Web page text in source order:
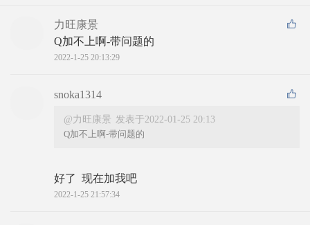
力旺康景
Q加不上啊-带问题的
2022-1-25 20:13:29
snoka1314
@力旺康景 发表于2022-01-25 20:13
Q加不上啊-带问题的
好了  现在加我吧
2022-1-25 21:57:34